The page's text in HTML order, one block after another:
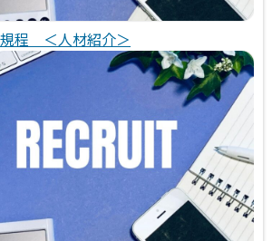
程 ＜人材紹介＞